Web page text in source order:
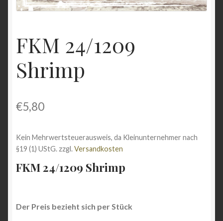
Shop
Vertrag widerrufen
Widerrufsbelehrung
Zahlungsarten
FKM 24/1209
Shrimp
€5,80
Kein Mehrwertsteuerausweis, da Kleinunternehmer nach
§19 (1) UStG. zzgl.Versandkosten
FKM 24/1209 Shrimp
Der Preis bezieht sich per Stück